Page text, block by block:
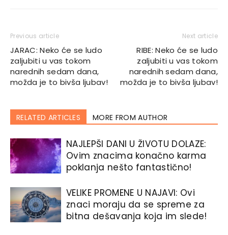
Previous article
JARAC: Neko će se ludo
zaljubiti u vas tokom
narednih sedam dana,
možda je to bivša ljubav!
Next article
RIBE: Neko će se ludo
zaljubiti u vas tokom
narednih sedam dana,
možda je to bivša ljubav!
RELATED ARTICLES MORE FROM AUTHOR
NAJLEPŠI DANI U ŽIVOTU DOLAZE:
Ovim znacima konačno karma
poklanja nešto fantastično!
VELIKE PROMENE U NAJAVI: Ovi
znaci moraju da se spreme za
bitna dešavanja koja im slede!